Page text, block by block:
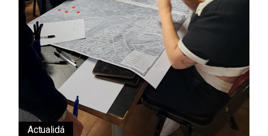
Actualidá